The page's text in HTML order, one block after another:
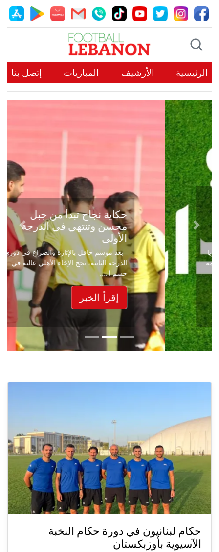
الرئيسية الأرشيف المباريات إتصل بنا
حكاية نجاح تبدأ من جبل
محسن وتنتهي في الدرجة
الأولى
بعد موسم حافل بالإثارة والصراع في دوري
الدرجة الثانية، نجح الإخاء الأهلي عاليه في
حسم ل...
إقرأ الخبر
Previous
Next
حكام لبنانيون في دورة حكام النخبة
الآسيوية بأوزبكستان